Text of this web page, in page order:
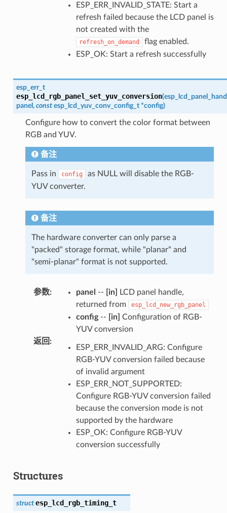
ESP_ERR_INVALID_STATE: Start a
refresh failed because the LCD panel is
not created with the
refresh_on_demand
flag enabled.
ESP_OK: Start a refresh successfully
esp_err_t
esp_lcd_rgb_panel_set_yuv_conversion(
panel , const esp_lcd_yuv_conv_config_t *config)
Configure how to convert the color format between
RGB and YUV.
备注
Pass in config
as NULL will disable the RGB-
YUV converter.
备注
The hardware converter can only parse a
"packed" storage format, while "planar" and
"semi-planar" format is not supported.
参数: panel -- [in]
LCD panel handle,
returned from
esp_lcd_new_rgb_panel
config-- [in] Configuration of RGB-
YUV conversion
返回 :
ESP_ERR_INVALID_ARG: Configure
RGB-YUV conversion failed because
of invalid argument
ESP_ERR_NOT_SUPPORTED:
Configure RGB-YUV conversion failed
because the conversion mode is not
supported by the hardware
ESP_OK: Configure RGB-YUV
conversion successfully
Structures
struct esp_lcd_rgb_timing_t